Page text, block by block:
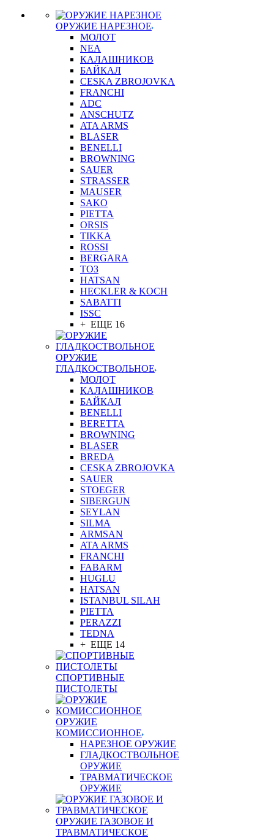
ОРУЖИЕ НАРЕЗНОЕ
МОЛОТ
NEA
КАЛАШНИКОВ
БАЙКАЛ
CESKA ZBROJOVKA
FRANCHI
ADC
ANSCHUTZ
ATA ARMS
BLASER
BENELLI
BROWNING
SAUER
STRASSER
MAUSER
SAKO
PIETTA
ORSIS
TIKKA
ROSSI
BERGARA
ТОЗ
HATSAN
HECKLER & KOCH
SABATTI
ISSC
+ ЕЩЕ 16
ОРУЖИЕ
ГЛАДКОСТВОЛЬНОЕ
МОЛОТ
КАЛАШНИКОВ
БАЙКАЛ
BENELLI
BERETTA
BROWNING
BLASER
BREDA
CESKA ZBROJOVKA
SAUER
STOEGER
SIBERGUN
SEYLAN
SILMA
ARMSAN
ATA ARMS
FRANCHI
FABARM
HUGLU
HATSAN
ISTANBUL SILAH
PIETTA
PERAZZI
TEDNA
+ ЕЩЕ 14
СПОРТИВНЫЕ
ПИСТОЛЕТЫ
ОРУЖИЕ
КОМИССИОННОЕ
НАРЕЗНОЕ ОРУЖИЕ
ГЛАДКОСТВОЛЬНОЕ
ОРУЖИЕ
ТРАВМАТИЧЕСКОЕ
ОРУЖИЕ
ОРУЖИЕ ГАЗОВОЕ И
ТРАВМАТИЧЕСКОЕ